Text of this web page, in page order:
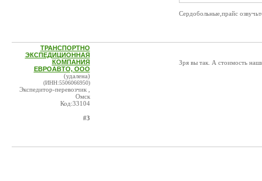
Сердобольные,прайс
ТРАНСПОРТНО
ЭКСПЕДИЦИОННАЯ
КОМПАНИЯ
ЕВРОАВТО, ООО
(удалена)
(ИНН:5506066950)
Экспедитор-перевозчик ,
Омск
Код:33104
#3
Зря вы так. А стоимость